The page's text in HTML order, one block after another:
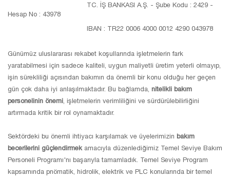
TC. İŞ BANKASI A.Ş. - Şube Kodu : 2429 -
Hesap No : 43978
IBAN : TR22 0006 4000 0012 4290 043978
Günümüz uluslararası rekabet koşullarında işletmelerin fark
yaratabilmesi için sadece kaliteli, uygun maliyetli üretim yeterli olmayıp,
işin sürekliliği açısından bakımın da önemli bir konu olduğu her geçen
gün çok daha iyi anlaşılmaktadır. Bu bağlamda, nitelikli bakım
personelinin önemi, işletmelerin verimliliğini ve sürdürülebilirliğini
artırmada kritik bir rol oynamaktadır.
Sektördeki bu önemli ihtiyacı karşılamak ve üyelerimizin bakım
becerilerini güçlendirmekamacıyla düzenlediğimiz Temel Seviye Bakım
Personeli Programı'nı başarıyla tamamladık. Temel Seviye Program
kapsamında pnömatik, hidrolik, elektrik ve PLC konularında bir temel